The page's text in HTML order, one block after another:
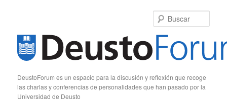
DeustoForum es un espacio para la discusión y reflexión que recoge
las charlas y conferencias de personalidades que han pasado por la
Universidad de Deusto